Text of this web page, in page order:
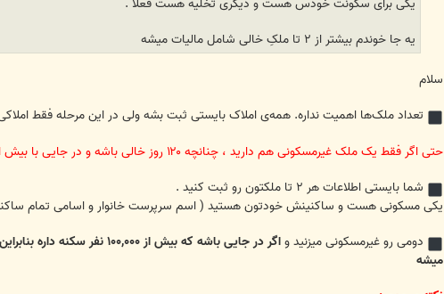
یه جا خوندم بیشتر از ۲ تا ملکِ خالی شامل مالیات میشه
سلام
تعداد ملک‌ها اهمیت نداره‌. همه‌ی املاک بایستی ثبت بشه ولی در این مرحله فقط
حتی اگر فقط یک ملک غیرمسکونی هم دارید ، چنانچه ۱۲۰ روز خالی باشه و در جایی با بیش از ۱۰۰,۰۰۰ نفر سکنه باشه مشمول مالیات میشه .
شما بایستی اطلاعات هر ۲ تا ملکتون رو ثبت کنید .
یکی مسکونی هست و ساکنینش خودتون هستید ( اسم سرپرست خانوار و اسامی تمام
دومی رو غیرمسکونی میزنید و
میشه